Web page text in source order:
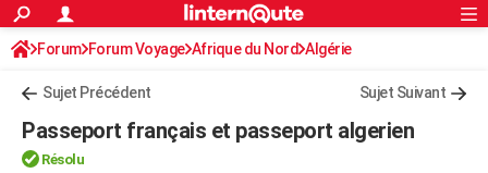
ACTUALITÉS
Politique
Société
Faits Divers
Education
Monde
Villes
+
Programme TV
TNTStreaming
Cinéma
Sorties cinéma
Musique
+FINANCE
S'inscrire
Connexion
Forum Forum Voyage Afrique du Nord Algérie
Sujet Précédent Sujet Suivant
Passeport français et passeport algerien
Résolu